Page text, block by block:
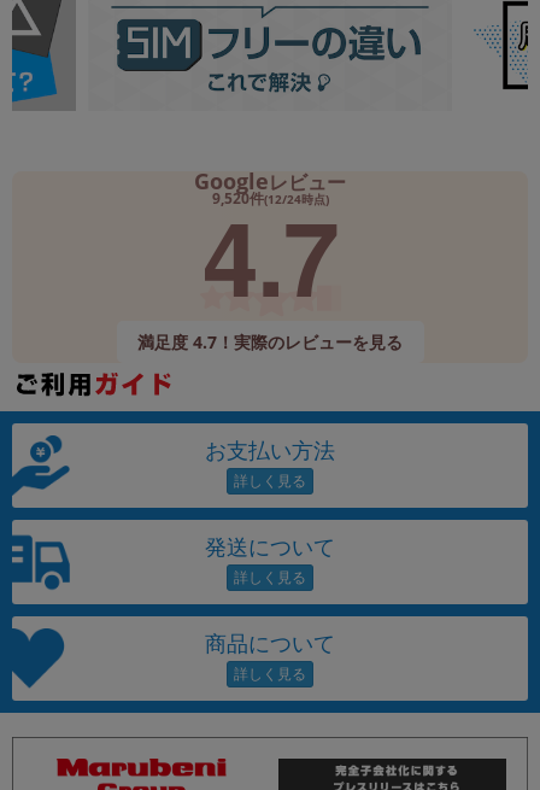
Googleレビュー
9,520件(12/24時点)
4.7
満足度 4.7！実際のレビューを見る
お支払い方法
発送について
商品について